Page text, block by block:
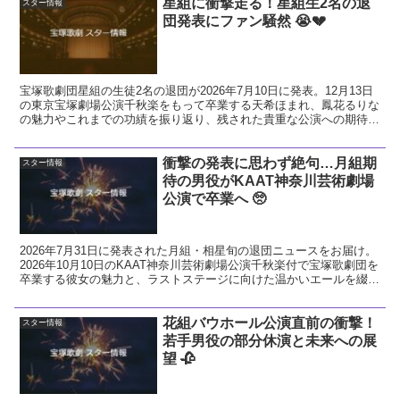
スター情報
団発表にファン騒然 😭💔
宝塚歌劇団星組の生徒2名の退団が2026年7月10日に発表。12月13日
の東京宝塚劇場公演千秋楽をもって卒業する天希ほまれ、鳳花るりな
の魅力やこれまでの功績を振り返り、残された貴重な公演への期待と
スター情報
衝撃の発表に思わず絶句…月組期
待の男役がKAAT神奈川芸術劇場
公演で卒業へ 🥺
2026年7月31日に発表された月組・相星旬の退団ニュースをお届け。
2026年10月10日のKAAT神奈川芸術劇場公演千秋楽付で宝塚歌劇団を
卒業する彼女の魅力と、ラストステージに向けた温かいエールを綴り
スター情報
花組バウホール公演直前の衝撃！
若手男役の部分休演と未来への展
望 🥀